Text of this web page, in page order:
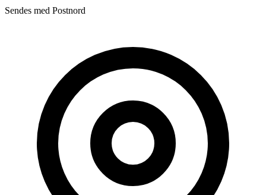
Sendes med Postnord